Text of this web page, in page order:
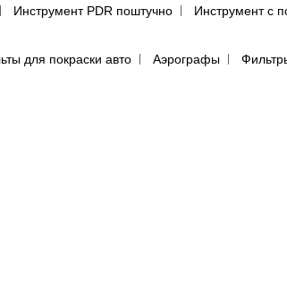
Инструмент PDR поштучно Инструмент с
для покраски авто Аэрографы